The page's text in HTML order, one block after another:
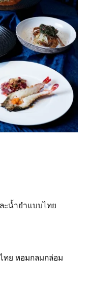
ะน้ำยำแบบไทย
ทย หอมกลมกล่อม